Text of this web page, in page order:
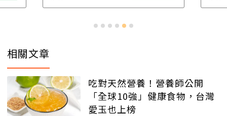
相關文章
吃對天然營養！營養師公開
「全球10強」健康食物，台灣
愛玉也上榜